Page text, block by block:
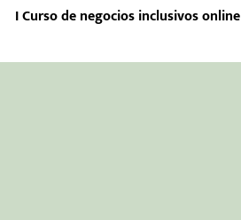
I Curso de negocios inclusivos online